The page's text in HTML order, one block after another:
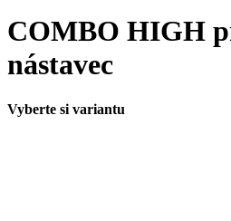
COMBO HIGH
nástavec
Vyberte si variantu